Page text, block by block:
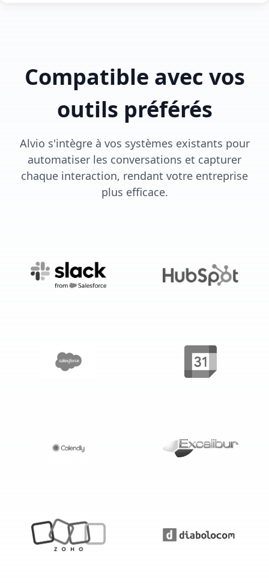
Compatible avec vos
outils préférés
Alvio s'intègre à vos systèmes existants pour
automatiser les conversations et capturer
chaque interaction, rendant votre entreprise
plus efficace.